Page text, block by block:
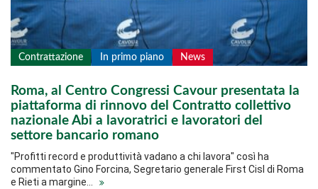
Contrattazione In primo piano News
Roma, al Centro Congressi Cavour presentata la
piattaforma di rinnovo del Contratto collettivo
nazionale Abi a lavoratrici e lavoratori del
settore bancario romano
"Profitti record e produttività vadano a chi lavora" così ha
commentato Gino Forcina, Segretario generale First Cisl di Roma
e Rieti a margine…